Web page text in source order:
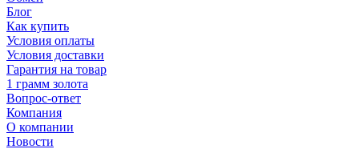
Блог
Как купить
Условия оплаты
Условия доставки
Гарантия на товар
1 грамм золота
Вопрос-ответ
Компания
О компании
Новости